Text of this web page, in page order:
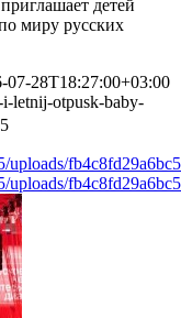
детей
миру русских
07-28T18:27:00+03:00
i-letnij-otpusk-baby-
5
uploads/
uploads/